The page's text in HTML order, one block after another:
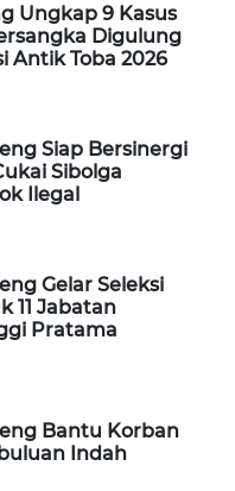
Ungkap 9 Kasus
Digulung
Antik Toba 2026
Siap Bersinergi
Sibolga
Ilegal
Gelar Seleksi
11 Jabatan
Pratama
Bantu Korban
Indah